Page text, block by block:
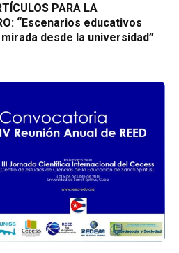
PARA LA
“Escenarios educativos
desde la universidad”